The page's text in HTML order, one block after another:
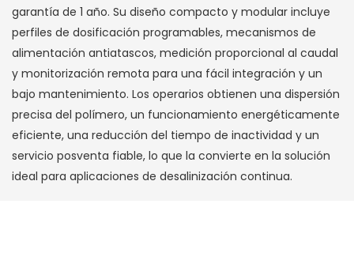
garantía de 1 año. Su diseño compacto y modular incluye
perfiles de dosificación programables, mecanismos de
alimentación antiatascos, medición proporcional al caudal
y monitorización remota para una fácil integración y un
bajo mantenimiento. Los operarios obtienen una dispersión
precisa del polímero, un funcionamiento energéticamente
eficiente, una reducción del tiempo de inactividad y un
servicio posventa fiable, lo que la convierte en la solución
ideal para aplicaciones de desalinización continua.